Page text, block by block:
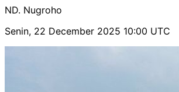
ND. Nugroho
Senin, 22 December 2025 10:00 UTC